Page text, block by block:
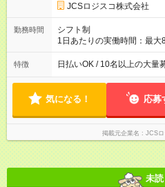
(日休み) ■月収80万円(43歳男性/墨田区在住)※元営業 1日200個
JCSロジスコ株式会社
勤務時間
シフト制
1日あたりの実働時間：最
働8時間） ※週5日勤務（場
よって時間外での勤務可能
特徴 日払いOK / 10名以上の大量
気になる！ 応募
掲載元企業名 JCSロ
未読